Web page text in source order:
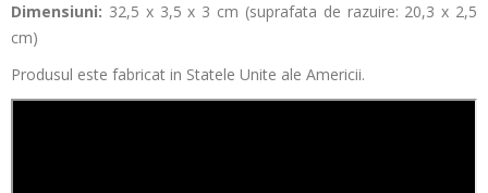
Dimensiuni: 32,5 x 3,5 x 3 cm (suprafata de razuire: 20,3 x 2,5
cm)
Produsul este fabricat in Statele Unite ale Americii.